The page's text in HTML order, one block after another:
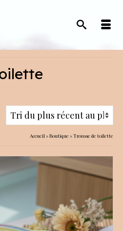
Accueil»Boutique »Trousse de toilette